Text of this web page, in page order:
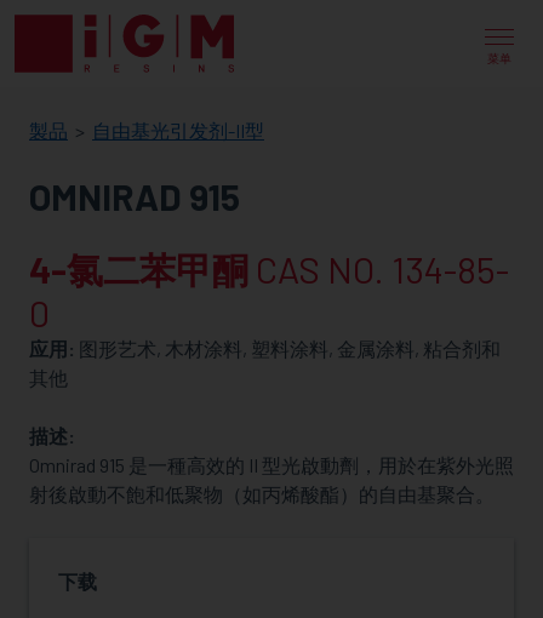
菜单
IGM
RESINS
製品 自由基光引发剂-II型
OMNIRAD 915
4-氯二苯甲酮 CAS NO. 134-85-
0
应用: 图形艺术, 木材涂料, 塑料涂料, 金属涂料, 粘合剂和
其他
描述:
Omnirad 915 是一種高效的 II 型光啟動劑，用於在紫外光照
射後啟動不飽和低聚物（如丙烯酸酯）的自由基聚合。
下载